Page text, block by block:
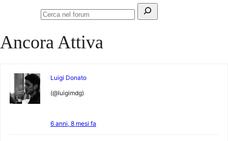
Cerca:
Cerca
Ancora Attiva
Luigi Donato
(@luigimdg)
6 anni, 8 mesi fa